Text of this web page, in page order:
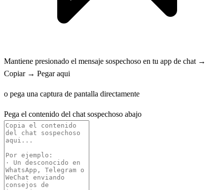
Mantiene presionado el mensaje sospechoso en tu app de chat →
Copiar → Pegar aqui
o pega una captura de pantalla directamente
Pega el contenido del chat sospechoso abajo